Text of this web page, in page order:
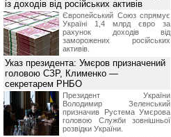
із доходів від російських активів
Європейський Союз спрямує
Україні 1,4 млрд євро за
рахунок доходів від
заморожених російських
активів.
Указ президента: Умєров призначений
головою СЗР, Клименко —
секретарем РНБО
Президент України
Володимир Зеленський
призначив Pустема Умєрова
головою Служби зовнішньої
розвідки України.